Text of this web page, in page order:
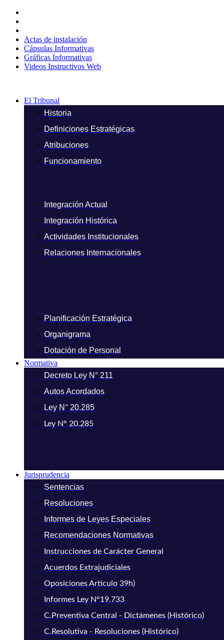
contenido
Actas de instalación
Cápsulas Informativas
Gráficas Informativas
Videos Instructivos Web
El Tribunal
Historia
Definiciones Estratégicas
Atribuciones
Funcionamiento
Integración Actual
Integración Histórica
Actividades Institucionales
Relaciones Internacionales
Planificación Estratégica
Organigrama
Dotación de Personal
Normativa
Decreto Ley N° 211
Autos Acordados
Ley N° 20.285
Ley N° 20.285
Jurisprudencia
Sentencias
Resoluciones
Informes de Leyes Especiales
Recomendaciones Normativas
Instrucciones de Carácter General
Acuerdos Extrajudiciales
Oposiciones Artículo 39h)
Informes Ley N°19.733
C.Preventiva Central - Dictámenes (Histórico)
C.Resolutiva - Resoluciones (Histórico)